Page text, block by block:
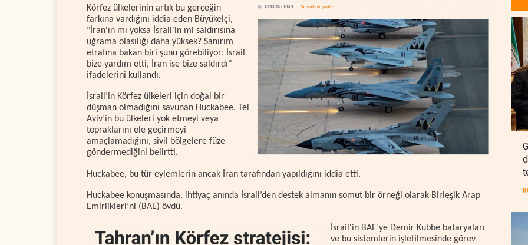
Körfez ülkelerinin artık bu gerçeğin
farkına vardığını iddia eden Büyükelçi,
"İran'ın mı yoksa İsrail'in mi saldırısına
uğrama olasılığı daha yüksek? Sanırım
etrafına bakan biri şunu görebiliyor: İsrail
bize yardım etti, İran ise bize saldırdı"
ifadelerini kullandı.
İsrail’in Körfez ülkeleri için doğal bir
düşman olmadığını savunan Huckabee, Tel
Aviv’in bu ülkeleri yok etmeyi veya
topraklarını ele geçirmeyi
amaçlamadığını, sivil bölgelere füze
göndermediğini belirtti.
Huckabee, bu tür eylemlerin ancak İran tarafından yapıldığını iddia etti.
Huckabee konuşmasında, ihtiyaç anında İsrail’den destek almanın somut bir örneği olarak Birleşik Arap
Emirlikleri’ni (BAE) övdü.
İsrail'in BAE’ye Demir Kubbe bataryaları
ve bu sistemlerin işletilmesinde görev